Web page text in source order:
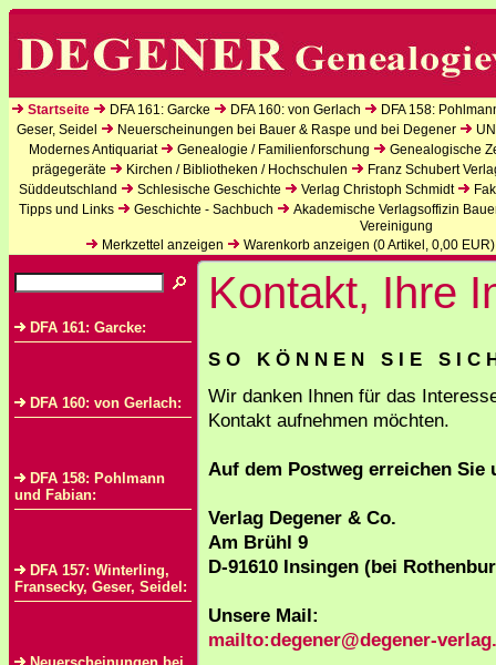
Startseite DFA 161: Garcke DFA 160: von Gerlach
DFA 158:
Geser, Seidel
Neuerscheinungen bei Bauer & Raspe und bei Degener
Modernes Antiquariat
Genealogie / Familienforschung
Genealogische
prägegeräte
Kirchen / Bibliotheken / Hochschulen
Franz Schubert
Süddeutschland
Schlesische Geschichte Verlag Christoph Schmidt
Tipps und Links
Geschichte - Sachbuch
Akademische Verlagsoffizin
Vereinigung
Merkzettel anzeigen
Warenkorb anzeigen (0Artikel, 0,00 EUR)
DFA 161: Garcke:
DFA 160: von Gerlach:
DFA 158: Pohlmann
und Fabian:
DFA 157: Winterling,
Fransecky, Geser, Seidel:
Kontakt, Ihre
S O K Ö N N E N S I E S I C
Wir danken Ihnen für das
Kontakt aufnehmen möchten.
Auf dem Postweg erreichen Sie
Verlag Degener & Co.
Am Brühl 9
D-91610 Insingen (bei
Unsere Mail:
mailto:degener@degener-